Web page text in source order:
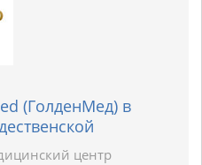
(ГолденМед) в
центр